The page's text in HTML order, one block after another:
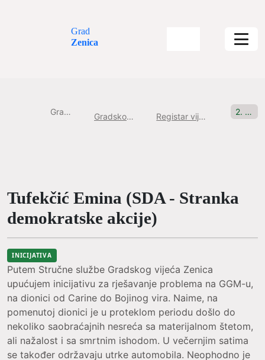
Grad
Zenica
Gradska uprava Gradsko Vijeće Grada Zenice Registar vijećničkih pitanja i inicijativa 2. Sjednica, 28.12.2020 Incijativa br: 3
Tufekčić Emina (SDA - Stranka
demokratske akcije)
INICIJATIVA
Putem Stručne službe Gradskog vijeća Zenica
upućujem inicijativu za rješavanje problema na GGM-u,
na dionici od Carine do Bojinog vira. Naime, na
pomenutoj dionici je u proteklom periodu došlo do
nekoliko saobraćajnih nesreća sa materijalnom štetom,
ali nažalost i sa smrtnim ishodom. U večernjim satima
se također održavaju utrke automobila. Neophodno je